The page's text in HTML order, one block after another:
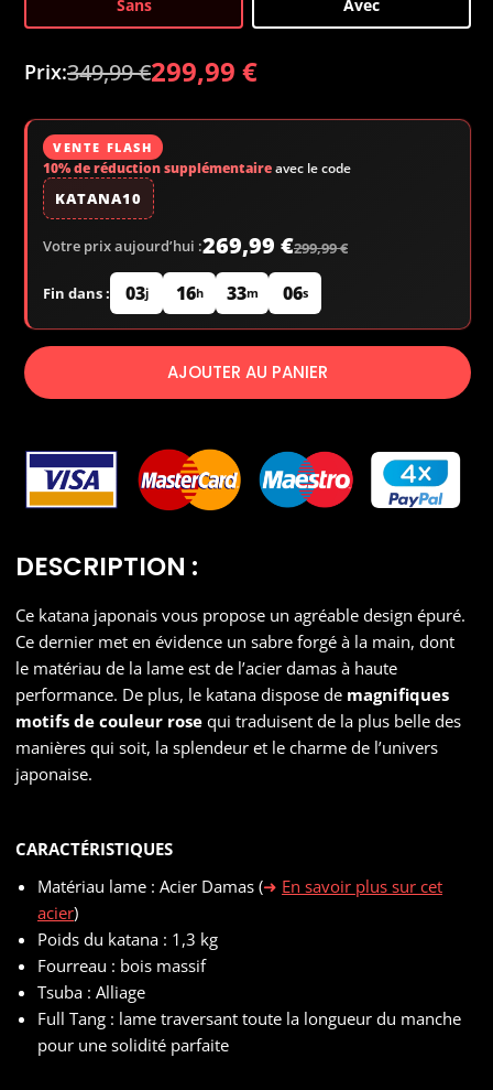
Sans Avec
349,99€299,99 €
VENTE FLASH
10% de réduction supplémentaireavec le code
KATANA10
Votre prix aujourd’hui :269,99 €299,99 €
Fin dans : 03j 16h 33m 05s
AJOUTER AU PANIER
DESCRIPTION :
Ce katana japonais vous propose un agréable design épuré.
Ce dernier met en évidence un sabre forgé à la main, dont
le matériau de la lame est de l’acier damas à haute
performance. De plus, le katana dispose de magnifiques
motifs de couleur rose qui traduisent de la plus belle des
manières qui soit, la splendeur et le charme de l’univers
japonaise.
CARACTÉRISTIQUES
Matériau lame : Acier Damas (
En savoir plus sur cet
acier)
Poids du katana : 1,3 kg
Fourreau : bois massif
Tsuba : Alliage
Full Tang : lame traversant toute la longueur du manche
pour une solidité parfaite